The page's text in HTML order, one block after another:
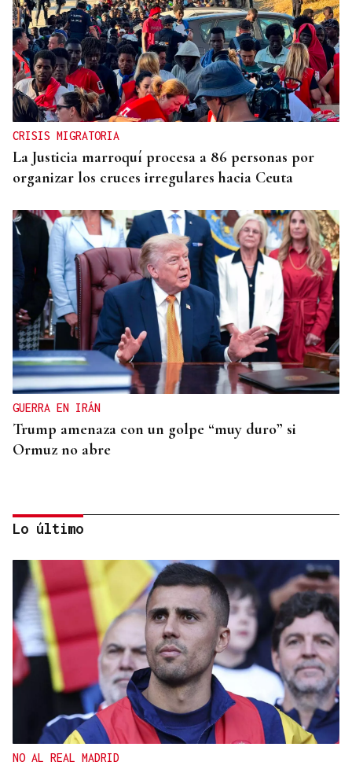
CRISIS MIGRATORIA
La Justicia marroquí procesa a 86 personas por
organizar los cruces irregulares hacia Ceuta
GUERRA EN IRÁN
Trump amenaza con un golpe “muy duro” si
Ormuz no abre
REPRESENTANTE DE EEUU EN BRASILIA
EEUU revoca el visado de la embajadora de Brasil
en el Washington
Lo último
NO AL REAL MADRID